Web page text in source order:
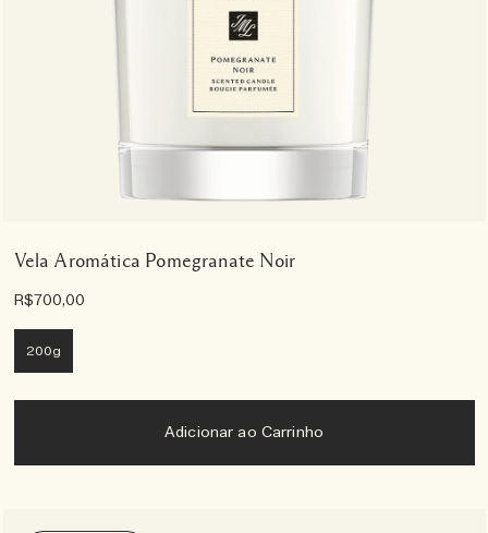
Vela Aromática Pomegranate Noir
R$700,00
200g
Adicionar ao Carrinho